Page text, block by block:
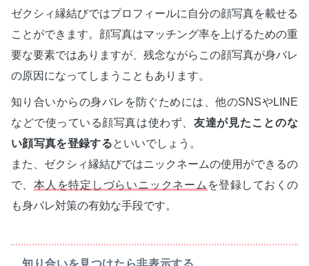
ゼクシィ縁結びではプロフィールに自分の顔写真を載せる
ことができます。顔写真はマッチング率を上げるための重
要な要素ではありますが、残念ながらこの顔写真が身バレ
の原因になってしまうこともあります。
知り合いからの身バレを防ぐためには、他のSNSやLINE
などで使っている顔写真は使わず、 友達が見たことのな
い顔写真を登録するといいでしょう。
また、ゼクシィ縁結びではニックネームの使用ができるの
で、 本人を特定しづらいニックネーム を登録しておくの
も身バレ対策の有効な手段です。
知り合いを見つけたら非表示する